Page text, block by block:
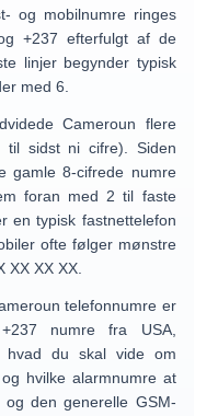
og mobilnumre ringes
+237 efterfulgt af de
linjer begynder typisk
med6
Cameroun flere
sidst ni cifre). Siden
gamle 8-cifrede numre
foran med 2 til faste
en typisk fastnettelefon
ofte følger mønstre
XX XX XX
telefonnumre er
numrefra USA,
hvad du skal vide om
, og hvilke alarmnumreat
den generelle GSM-